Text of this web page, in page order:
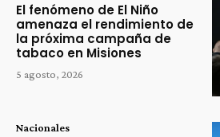
El fenómeno de El Niño
amenaza el rendimiento de
la próxima campaña de
tabaco en Misiones
5 agosto, 2026
Nacionales